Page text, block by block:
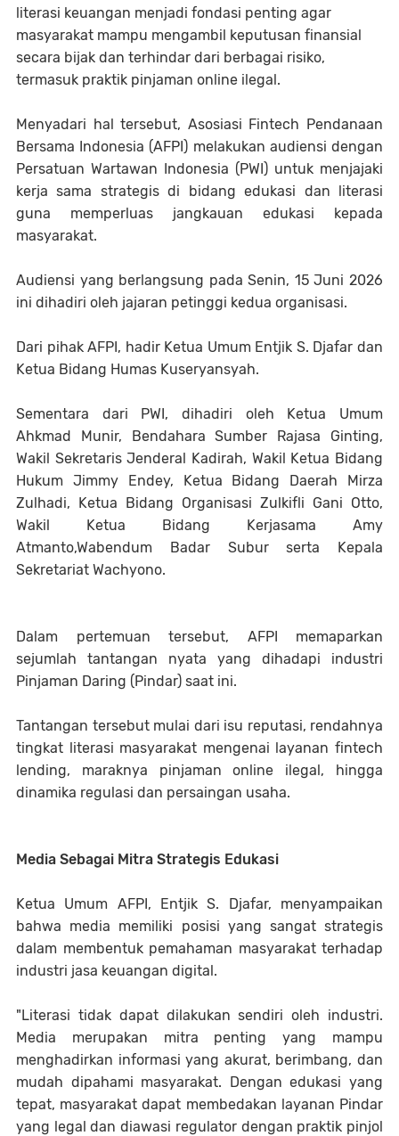
literasi keuangan menjadi fondasi penting agar
masyarakat mampu mengambil keputusan finansial
secara bijak dan terhindar dari berbagai risiko,
termasuk praktik pinjaman online ilegal.
Menyadari hal tersebut, Asosiasi Fintech Pendanaan
Bersama Indonesia (AFPI) melakukan audiensi dengan
Persatuan Wartawan Indonesia (PWI) untuk menjajaki
kerja sama strategis di bidang edukasi dan literasi
guna memperluas jangkauan edukasi kepada
masyarakat.
​Audiensi yang berlangsung pada Senin, 15 Juni 2026
ini dihadiri oleh jajaran petinggi kedua organisasi.
Dari pihak AFPI, hadir Ketua Umum Entjik S. Djafar dan
Ketua Bidang Humas Kuseryansyah.
Sementara dari PWI, dihadiri oleh Ketua Umum
Ahkmad Munir, Bendahara Sumber Rajasa Ginting,
Wakil Sekretaris Jenderal Kadirah, Wakil Ketua Bidang
Hukum Jimmy Endey, Ketua Bidang Daerah Mirza
Zulhadi, Ketua Bidang Organisasi Zulkifli Gani Otto,
Wakil Ketua Bidang Kerjasama Amy
Atmanto,Wabendum Badar Subur serta Kepala
Sekretariat Wachyono.
​Dalam pertemuan tersebut, AFPI memaparkan
sejumlah tantangan nyata yang dihadapi industri
Pinjaman Daring (Pindar) saat ini.
Tantangan tersebut mulai dari isu reputasi, rendahnya
tingkat literasi masyarakat mengenai layanan fintech
lending, maraknya pinjaman online ilegal, hingga
dinamika regulasi dan persaingan usaha.
​Media Sebagai Mitra Strategis Edukasi
​Ketua Umum AFPI, Entjik S. Djafar, menyampaikan
bahwa media memiliki posisi yang sangat strategis
dalam membentuk pemahaman masyarakat terhadap
industri jasa keuangan digital.
​"Literasi tidak dapat dilakukan sendiri oleh industri.
Media merupakan mitra penting yang mampu
menghadirkan informasi yang akurat, berimbang, dan
mudah dipahami masyarakat. Dengan edukasi yang
tepat, masyarakat dapat membedakan layanan Pindar
yang legal dan diawasi regulator dengan praktik pinjol